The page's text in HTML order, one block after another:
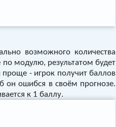
возможного количества
по модулю, результатом будет
проще - игрок получит баллов
он ошибся в своём прогнозе.
к 1 баллу.